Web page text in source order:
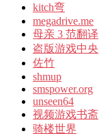
kitch弯
megadrive.me
母亲 3 范翻译
盗版游戏中央
佐竹
shmup
smspower.org
unseen64
视频游戏书斋
骑楼世界